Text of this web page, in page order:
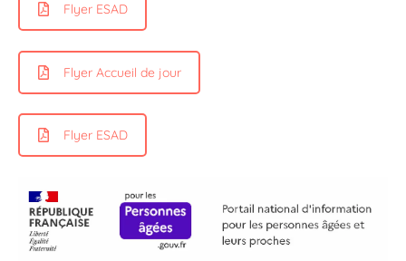
Flyer ESAD
Flyer Accueil de jour
Flyer ESAD